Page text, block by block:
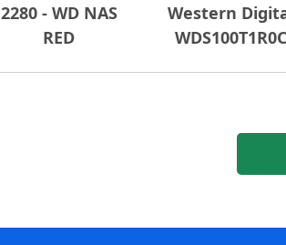
2280 - WD NAS
RED
Western
WDS100T1R0C